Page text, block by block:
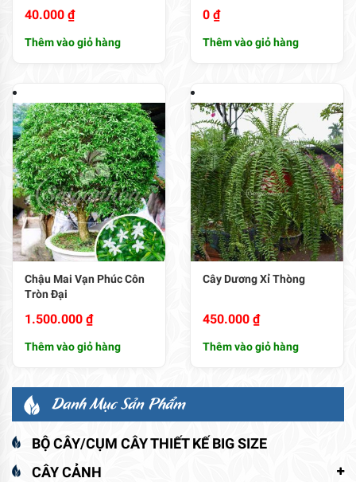
40.000 ₫
Thêm vào giỏ hàng
0 ₫
Thêm vào giỏ hàng
Chậu Mai Vạn Phúc Côn
Tròn Đại
1.500.000 ₫
Thêm vào giỏ hàng
Cây Dương Xỉ Thòng
450.000 ₫
Thêm vào giỏ hàng
Danh Mục Sản Phẩm
BỘ CÂY/CỤM CÂY THIẾT KẾ BIG SIZE
CÂY CẢNH